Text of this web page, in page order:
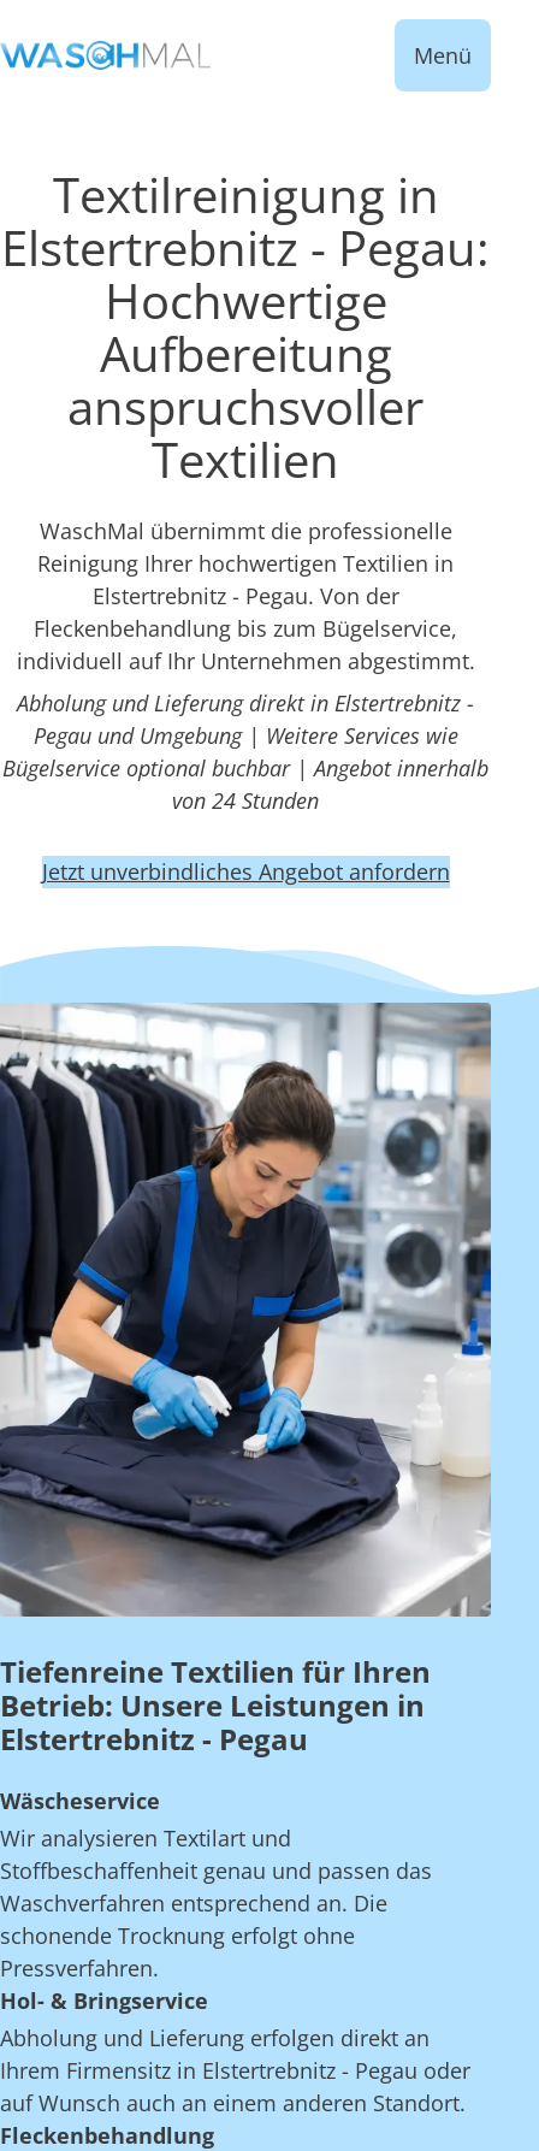
Menü
Textilreinigung in
Elstertrebnitz - Pegau:
Hochwertige
Aufbereitung
anspruchsvoller
Textilien
WaschMal übernimmt die professionelle
Reinigung Ihrer hochwertigen Textilien in
Elstertrebnitz - Pegau. Von der
Fleckenbehandlung bis zum Bügelservice,
individuell auf Ihr Unternehmen abgestimmt.
Abholung und Lieferung direkt in Elstertrebnitz -
Pegau und Umgebung | Weitere Services wie
Bügelservice optional buchbar | Angebot innerhalb
von 24 Stunden
Jetzt unverbindliches Angebot anfordern
Tiefenreine Textilien für Ihren
Betrieb: Unsere Leistungen in
Elstertrebnitz - Pegau
Wäscheservice
Wir analysieren Textilart und
Stoffbeschaffenheit genau und passen das
Waschverfahren entsprechend an. Die
schonende Trocknung erfolgt ohne
Pressverfahren.
Hol- & Bringservice
Abholung und Lieferung erfolgen direkt an
Ihrem Firmensitz in Elstertrebnitz - Pegau oder
auf Wunsch auch an einem anderen Standort.
Fleckenbehandlung